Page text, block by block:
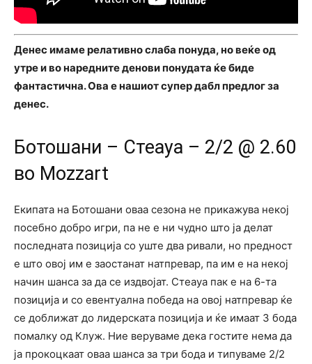
Денес имаме релативно слаба понуда, но веќе од
утре и во наредните денови понудата ќе биде
фантастична. Ова е нашиот супер дабл предлог за
денес.
Ботошани – Стеауа – 2/2 @ 2.60
во Mozzart
Екипата на Ботошани оваа сезона не прикажува некој
посебно добро игри, па не е ни чудно што ја делат
последната позиција со уште два ривали, но предност
е што овој им е заостанат натпревар, па им е на некој
начин шанса за да се издвојат. Стеауа пак е на 6-та
позиција и со евентуална победа на овој натпревар ќе
се доближат до лидерската позиција и ќе имаат 3 бода
помалку од Клуж. Ние веруваме дека гостите нема да
ја прокоцкаат оваа шанса за три бода и типуваме 2/2